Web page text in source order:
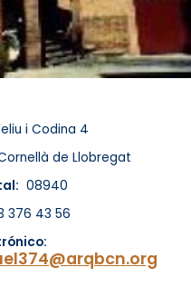
i Codina 4
de Llobregat
08940
376 43 56